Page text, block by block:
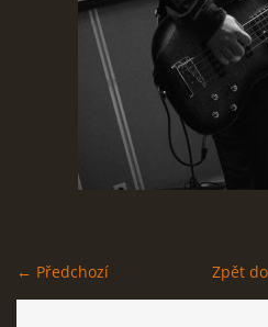
STAGEPLAN
Kapela BUMERANG
Poříčany okr. Kolín
© 2026 eStránky.cz
← Předchozí Zpět